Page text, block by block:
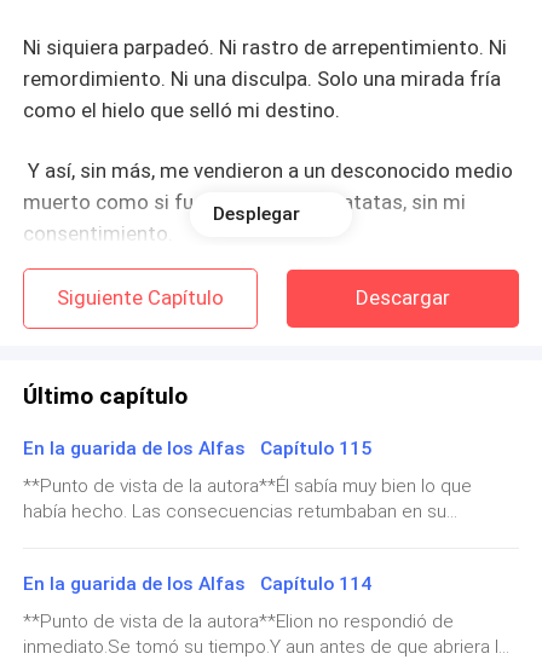
Ni siquiera parpadeó. Ni rastro de arrepentimiento. Ni
remordimiento. Ni una disculpa. Solo una mirada fría
como el hielo que selló mi destino.
Y así, sin más, me vendieron a un desconocido medio
muerto como si fuera un saco de patatas, sin mi
consentimiento.
Mi mundo se derrumbó, pero me negué a que una
lágrima rodara por mis mejillas. No cambiaría mi
Permanecí en silencio en el rincón donde me obligaron
a sentarme, con la espalda arqueada incómodamente
contra la fría pared y el trasero pegado al suelo,
observando a mi familia deliberar sobre mi futuro
Como si no importara. Porque no importaba.
Era una plaga envuelta en piel. La niña maldita cuya
Desplegar
Siguiente Capítulo Descargar
Último capítulo
En la guarida de los Alfas Capítulo 115
**Punto de vista de la autora**Él sabía muy bien lo que
había hecho. Las consecuencias retumbaban en su
correcto. Le había destrozado el corazón a Delilah y le tenía
lástima porque ella ya había pasado por demasiado.Pero lo
que tenía que hacerse, se hacía.Estaba cansado de
mentirle.Quería empezar de cero.Y ahora, su deber era
En la guarida de los Alfas Capítulo 114
**Punto de vista de la autora**Elion no respondió de
inmediato.Se tomó su tiempo.Y aun antes de que abriera la